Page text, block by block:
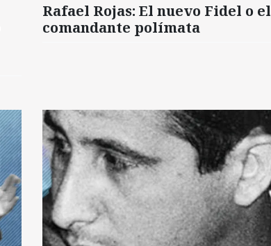
Rafael Rojas: El nuevo Fidel o el
comandante polímata